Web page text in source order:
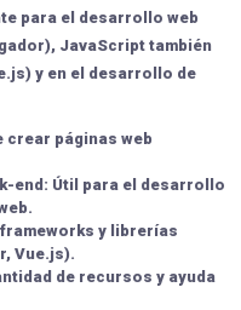
para el desarrollo web
JavaScript también
y en el desarrollo de
crear páginas web
end: Útil para el desarrollo
y librerías
Vue.js).
de recursos y ayuda